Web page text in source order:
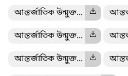
আন্তর্জাতিক উন্মুক্ত...
আন্তর্জাতিক উন্মুক্ত...
আন্তর্জাতিক উন্মুক্ত...